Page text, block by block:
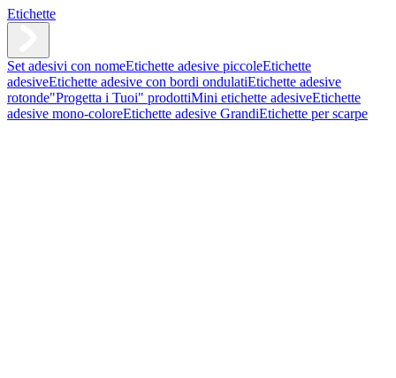
Etichette
Set adesivi con nomeEtichette adesive piccoleEtichette
adesiveEtichette adesive con bordi ondulatiEtichette adesive
rotonde"Progetta i Tuoi" prodottiMini etichette adesiveEtichette
adesive mono-coloreEtichette adesive GrandiEtichette per scarpe